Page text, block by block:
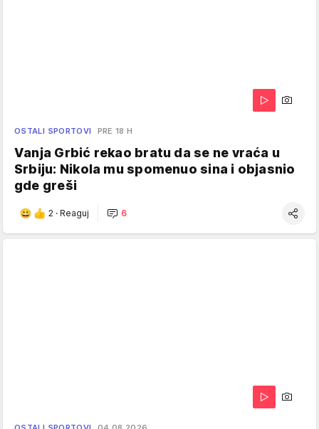
OSTALI SPORTOVI PRE 18 H
Vanja Grbić rekao bratu da se ne vraća u
Srbiju: Nikola mu spomenuo sina i objasnio
gde greši
2 · Reaguj 6